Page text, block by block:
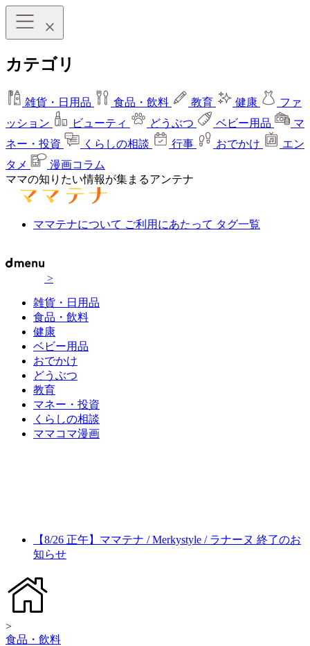
カテゴリ
雑貨・日用品 食品・飲料 教育 健康
ファ
ッション
ビューティ どうぶつ ベビー用品
マ
ネー・投資
くらしの相談 行事 おでかけ
エン
タメ
漫画コラム
ママの知りたい情報が集まるアンテナ
ママテナについて ご利用にあたって タグ一覧
>
雑貨・日用品
食品・飲料
健康
ベビー用品
おでかけ
どうぶつ
教育
マネー・投資
くらしの相談
ママコマ漫画
【8/26 正午】ママテナ / Merkystyle / ラナーヌ 終了のお
知らせ
>
食品・飲料